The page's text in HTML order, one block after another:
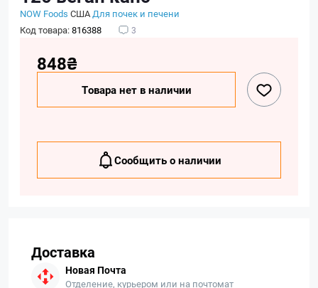
NOW Foods СШАДля почек и печени
Код товара:816388 3
848₴
Товара нет в наличии
Сообщить о наличии
Доставка
Новая Почта
Отделение, курьером или на почтомат